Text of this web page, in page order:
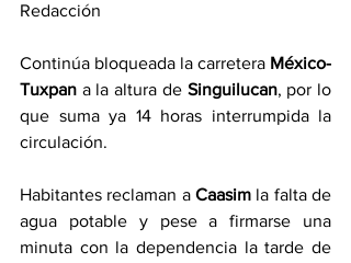
Redacción
Continúa bloqueada la carretera México-
Tuxpan a la altura de Singuilucan, por lo
que suma ya 14 horas interrumpida la
circulación.
Habitantes reclaman a Caasim la falta de
agua potable y pese a firmarse una
minuta con la dependencia la tarde de